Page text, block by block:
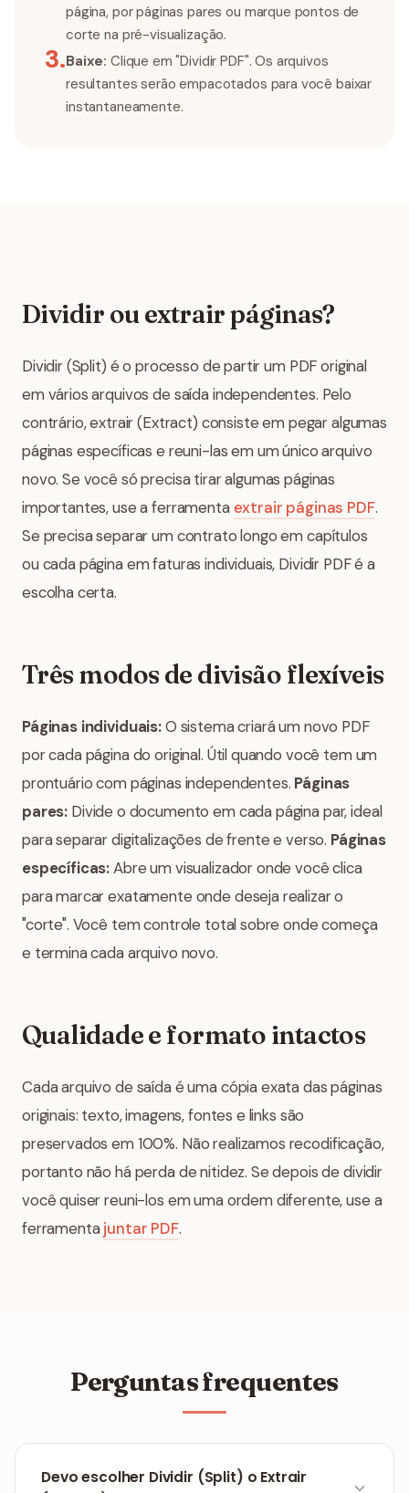
página, por páginas pares ou marque pontos de
corte na pré-visualização.
3.Baixe: Clique em "Dividir PDF". Os arquivos
resultantes serão empacotados para você baixar
instantaneamente.
Dividir ou extrair páginas?
Dividir (Split) é o processo de partir um PDF original
em vários arquivos de saída independentes. Pelo
contrário, extrair (Extract) consiste em pegar algumas
páginas específicas e reuni-las em um único arquivo
novo. Se você só precisa tirar algumas páginas
importantes, use a ferramenta extrair páginas PDF.
Se precisa separar um contrato longo em capítulos
ou cada página em faturas individuais, Dividir PDF é a
escolha certa.
Três modos de divisão flexíveis
Páginas individuais:O sistema criará um novo PDF
por cada página do original. Útil quando você tem um
prontuário com páginas independentes. Páginas
pares: Divide o documento em cada página par, ideal
para separar digitalizações de frente e verso. Páginas
específicas:Abre um visualizador onde você clica
para marcar exatamente onde deseja realizar o
"corte". Você tem controle total sobre onde começa
e termina cada arquivo novo.
Qualidade e formato intactos
Cada arquivo de saída é uma cópia exata das páginas
originais: texto, imagens, fontes e links são
preservados em 100%. Não realizamos recodificação,
portanto não há perda de nitidez. Se depois de dividir
você quiser reuni-los em uma ordem diferente, use a
ferramentajuntar PDF.
Perguntas frequentes
Devo escolher Dividir (Split) o Extrair